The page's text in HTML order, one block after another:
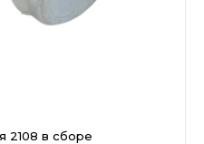
2108 в сборе